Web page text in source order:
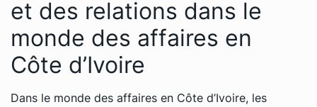
et des relations dans le
monde des affaires en
Côte d’Ivoire
Dans le monde des affaires en Côte d’Ivoire, les